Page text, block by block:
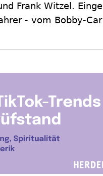
Frank Witzel.
- vom Bobby-